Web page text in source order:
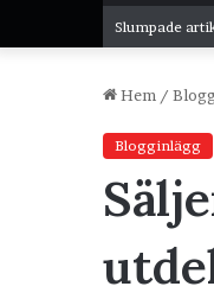
Slumpade
Hem /
Blogginlägg